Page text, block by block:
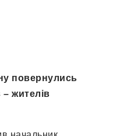
повернулись
– жителів